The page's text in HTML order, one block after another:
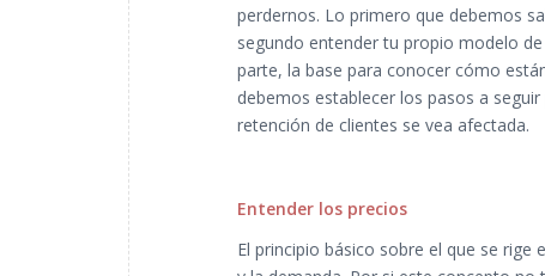
perdernos. Lo primero que debemos
segundo entender tu propio modelo
parte, la base para conocer cómo
debemos establecer los pasos a
retención de clientes se vea afectada.
Entender los precios
El principio básico sobre el que se